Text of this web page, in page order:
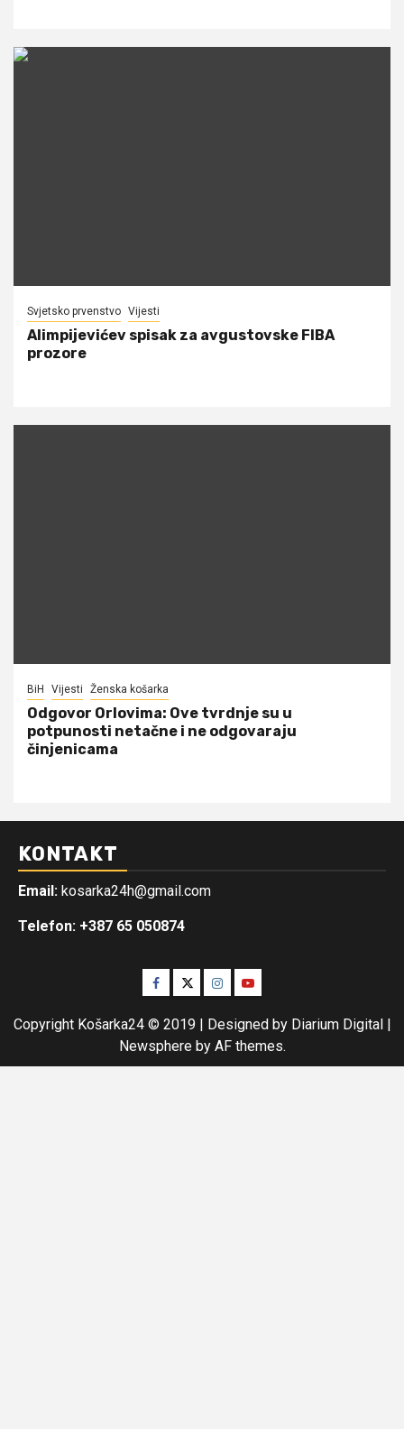
Svjetsko prvenstvo Vijesti
Alimpijevićev spisak za avgustovske FIBA
prozore
BiH Vijesti Ženska košarka
Odgovor Orlovima: ​Ove tvrdnje su u
potpunosti netačne i ne odgovaraju
činjenicama
KONTAKT
Email: kosarka24h@gmail.com
Telefon: +387 65 050874
Facebook
TwitterInstagram
Youtube
Copyright Košarka24 © 2019 | Designed by Diarium Digital |
Newsphereby AF themes.